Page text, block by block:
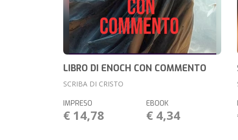
LIBRO DI ENOCH CON COMMENTO
SCRIBA DI CRISTO
IMPRESO
€ 14,78
EBOOK
€ 4,34